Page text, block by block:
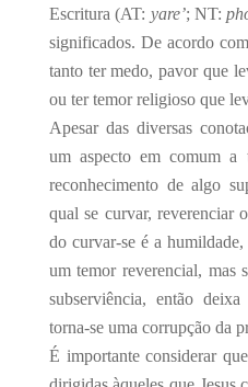
Escritura (AT: yare’; NT:
significados. De acordo
tanto ter medo, pavor que
ou ter temor religioso que
Apesar das diversas
um aspecto em comum a
reconhecimento de algo
qual se curvar, reverenciar
do curvar-se é a
um temor reverencial, mas
subserviência, então
torna-se uma corrupção da
É importante considerar